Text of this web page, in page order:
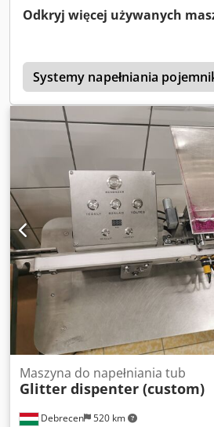
wykonany na zamówienie. W pełni
liczne opcje regulacji.
Odkryj więcej używanych
Systemy napełniania
Debrecen 520 km
Maszyna do napełniania tub
Glitter dispenter (custom)